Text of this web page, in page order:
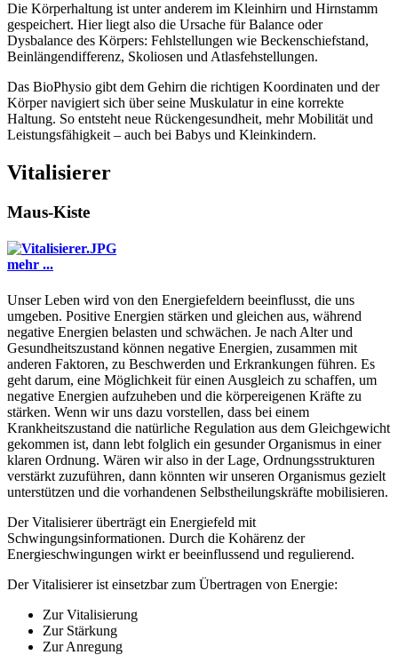
Die Körperhaltung ist unter anderem im Kleinhirn und Hirnstamm
gespeichert. Hier liegt also die Ursache für Balance oder
Dysbalance des Körpers: Fehlstellungen wie Beckenschiefstand,
Beinlängendifferenz, Skoliosen und Atlasfehstellungen.
Das BioPhysio gibt dem Gehirn die richtigen Koordinaten und der
Körper navigiert sich über seine Muskulatur in eine korrekte
Haltung. So entsteht neue Rückengesundheit, mehr Mobilität und
Leistungsfähigkeit – auch bei Babys und Kleinkindern.
Vitalisierer
Maus-Kiste
mehr ...
Unser Leben wird von den Energiefeldern beeinflusst, die uns
umgeben. Positive Energien stärken und gleichen aus, während
negative Energien belasten und schwächen. Je nach Alter und
Gesundheitszustand können negative Energien, zusammen mit
anderen Faktoren, zu Beschwerden und Erkrankungen führen. Es
geht darum, eine Möglichkeit für einen Ausgleich zu schaffen, um
negative Energien aufzuheben und die körpereigenen Kräfte zu
stärken. Wenn wir uns dazu vorstellen, dass bei einem
Krankheitszustand die natürliche Regulation aus dem Gleichgewicht
gekommen ist, dann lebt folglich ein gesunder Organismus in einer
klaren Ordnung. Wären wir also in der Lage, Ordnungsstrukturen
verstärkt zuzuführen, dann könnten wir unseren Organismus gezielt
unterstützen und die vorhandenen Selbstheilungskräfte mobilisieren.
Der Vitalisierer überträgt ein Energiefeld mit
Schwingungsinformationen. Durch die Kohärenz der
Energieschwingungen wirkt er beeinflussend und regulierend.
Der Vitalisierer ist einsetzbar zum Übertragen von Energie:
Zur Vitalisierung
Zur Stärkung
Zur Anregung